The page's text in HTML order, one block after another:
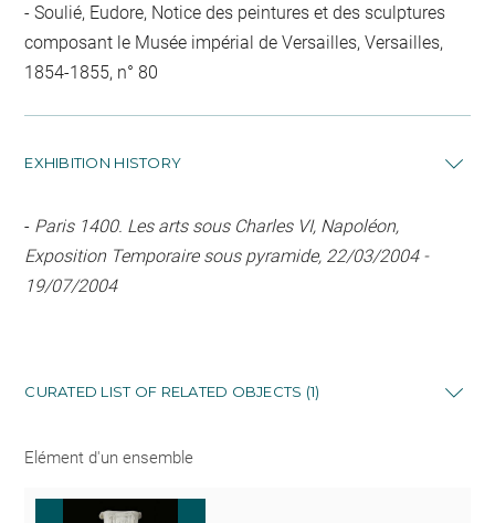
Soulié, Eudore, Notice des peintures et des sculptures
composant le Musée impérial de Versailles, Versailles,
1854-1855, n° 80
EXHIBITION HISTORY
- Paris 1400. Les arts sous Charles VI, Napoléon,
Exposition Temporaire sous pyramide, 22/03/2004 -
19/07/2004
CURATED LIST OF RELATED OBJECTS (1)
Elément d'un ensemble